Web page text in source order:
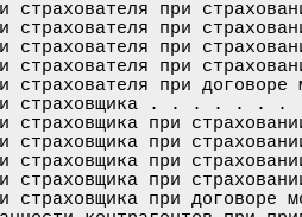
страхователя при
страхователя при
страхователя при
страхователя при
страхователя при
страховщика . .
страховщика при
страховщика при
страховщика при
страховщика при
страховщика при